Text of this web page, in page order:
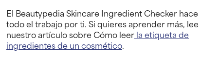
El Beautypedia Skincare Ingredient Checker hace
todo el trabajo por ti. Si quieres aprender más, lee
nuestro artículo sobre Cómo leerla etiqueta de
ingredientes de un cosmético.